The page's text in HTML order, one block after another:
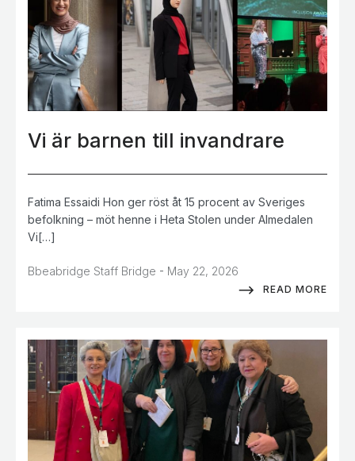
Vi är barnen till invandrare
Fatima Essaidi Hon ger röst åt 15 procent av Sveriges
befolkning – möt henne i Heta Stolen under Almedalen
Vi[…]
Bbeabridge Staff Bridge - May 22, 2026
READ MORE